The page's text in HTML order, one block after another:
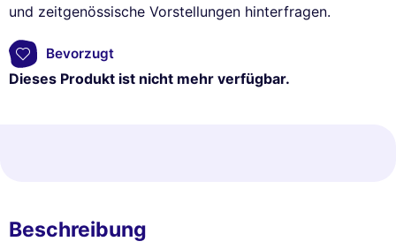
und zeitgenössische Vorstellungen hinterfragen.
Bevorzugt
Dieses Produkt ist nicht mehr verfügbar.
Beschreibung